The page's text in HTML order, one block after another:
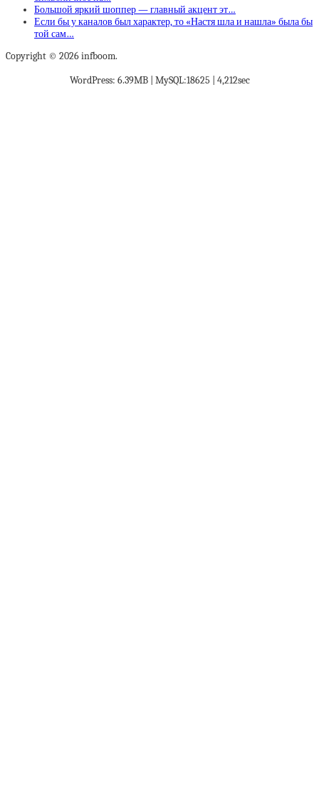
Большой яркий шоппер — главный акцент эт…
Если бы у каналов был характер, то «Настя шла и нашла» была бы
той сам…
Copyright © 2026 infboom.
WordPress: 6.39MB | MySQL:18625 | 4,212sec